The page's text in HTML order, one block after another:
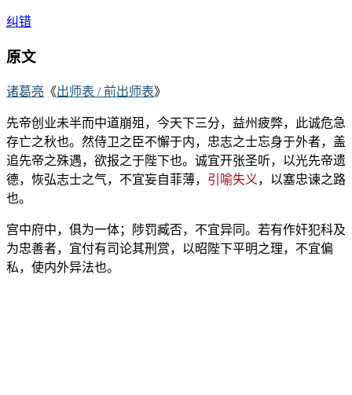
纠错
原文
诸葛亮 《出师表 / 前出师表》
先帝创业未半而中道崩殂，今天下三分，益州疲弊，此诚危急
存亡之秋也。然侍卫之臣不懈于内，忠志之士忘身于外者，盖
追先帝之殊遇，欲报之于陛下也。诚宜开张圣听，以光先帝遗
德，恢弘志士之气，不宜妄自菲薄， 引喻失义 ，以塞忠谏之路
也。
宫中府中，俱为一体；陟罚臧否，不宜异同。若有作奸犯科及
为忠善者，宜付有司论其刑赏，以昭陛下平明之理，不宜偏
私，使内外异法也。